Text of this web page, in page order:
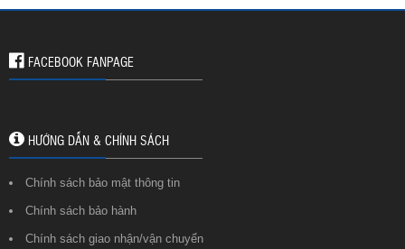
FACEBOOK FANPAGE
HƯỚNG DẪN & CHÍNH SÁCH
Chính sách bảo mật thông tin
Chính sách bảo hành
Chính sách giao nhận/vận chuyển